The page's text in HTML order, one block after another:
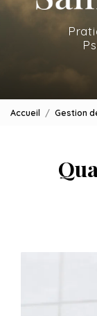
Accueil Gestion